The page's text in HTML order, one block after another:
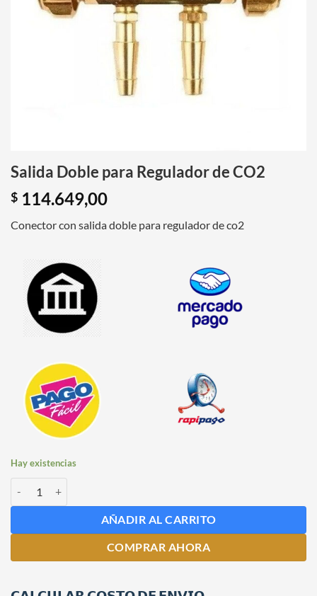
Salida Doble para Regulador de CO2
$ 114.649,00
Conector con salida doble para regulador de co2
Hay existencias
AÑADIR AL CARRITO
COMPRAR AHORA